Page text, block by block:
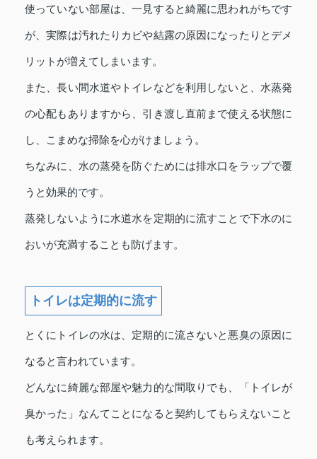
使っていない部屋は、一見すると綺麗に思われがちです
が、実際は汚れたりカビや結露の原因になったりとデメ
リットが増えてしまいます。
また、長い間水道やトイレなどを利用しないと、水蒸発
の心配もありますから、引き渡し直前まで使える状態に
し、こまめな掃除を心がけましょう。
ちなみに、水の蒸発を防ぐためには排水口をラップで覆
うと効果的です。
蒸発しないように水道水を定期的に流すことで下水のに
おいが充満することも防げます。
トイレは定期的に流す
とくにトイレの水は、定期的に流さないと悪臭の原因に
なると言われています。
どんなに綺麗な部屋や魅力的な間取りでも、「トイレが
臭かった」なんてことになると契約してもらえないこと
も考えられます。